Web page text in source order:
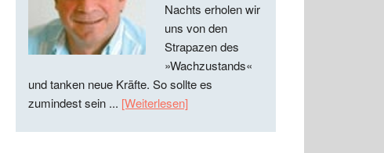
Nachts erholen wir
uns von den
Strapazen des
»Wachzustands«
und tanken neue Kräfte. So sollte es
zumindest sein ... [Weiterlesen]